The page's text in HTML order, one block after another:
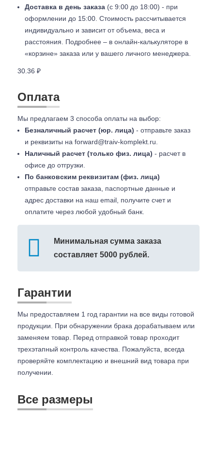
Доставка в день заказа (с 9:00 до 18:00) - при
оформлении до 15:00. Стоимость рассчитывается
индивидуально и зависит от объема, веса и
расстояния. Подробнее – в онлайн-калькуляторе в
«корзине» заказа или у вашего личного менеджера.
30.36 ₽
Оплата
Мы предлагаем 3 способа оплаты на выбор:
Безналичный расчет (юр. лица) - отправьте заказ
и реквизиты на forward@traiv-komplekt.ru
Наличный расчет (только физ. лица) - расчет в
офисе до отгрузки.
По банковским реквизитам (физ. лица)
отправьте состав заказа, паспортные данные и
адрес доставки на наш email, получите счет и
оплатите через любой удобный банк.
Минимальная сумма заказа
составляет 5000 рублей.
Гарантии
Мы предоставляем 1 год гарантии на все виды готовой
продукции. При обнаружении брака дорабатываем или
заменяем товар. Перед отправкой товар проходит
трехэтапный контроль качества. Пожалуйста, всегда
проверяйте комплектацию и внешний вид товара при
получении.
Все размеры